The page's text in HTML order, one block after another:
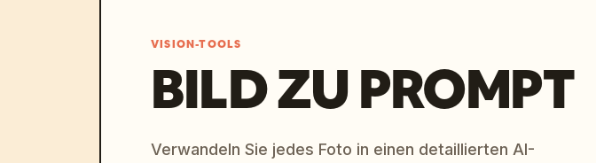
VISION-TOOLS
BILD ZU PROMPT
Verwandeln Sie jedes Foto in einen detaillierten AI-